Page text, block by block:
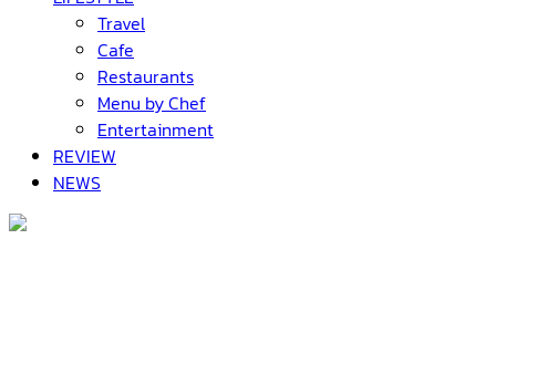
Travel
Cafe
Restaurants
Menu by Chef
Entertainment
REVIEW
NEWS